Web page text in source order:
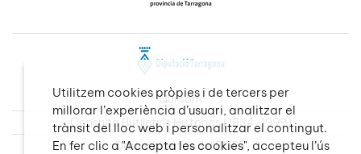
Qui som
Consulta Butlletins Històrics (1834-1999)
Dades obertes del BOPT
Utilitzem cookies pròpies i de tercers per
millorar l’experiència d’usuari, analitzar el
trànsit del lloc web i personalitzar el contingut.
En fer clic a "Accepta les cookies", accepteu l’ús